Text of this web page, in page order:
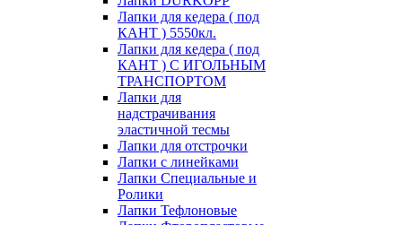
Лапки для кедера ( под
КАНТ ) 5550кл.
Лапки для кедера ( под
КАНТ ) С ИГОЛЬНЫМ
ТРАНСПОРТОМ
Лапки для
надстрачивания
эластичной тесмы
Лапки для отстрочки
Лапки с линейками
Лапки Специальные и
Ролики
Лапки Тефлоновые